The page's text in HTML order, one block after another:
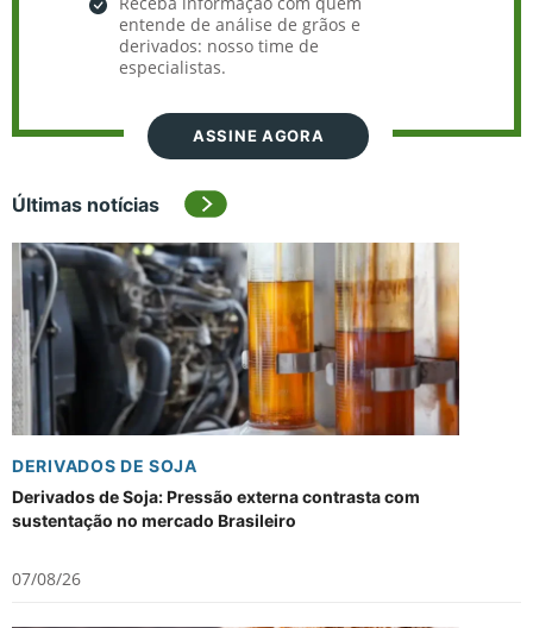
entende de análise de grãos e
derivados: nosso time de
especialistas.
ASSINE AGORA
Últimas notícias
DERIVADOS DE SOJA
Derivados de Soja: Pressão externa contrasta com
sustentação no mercado Brasileiro
07/08/26